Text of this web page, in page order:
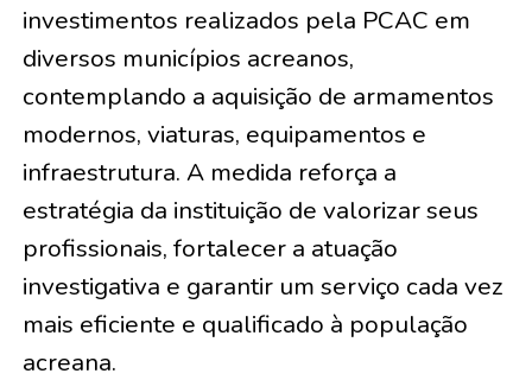
investimentos realizados pela PCAC em
diversos municípios acreanos,
contemplando a aquisição de armamentos
modernos, viaturas, equipamentos e
infraestrutura. A medida reforça a
estratégia da instituição de valorizar seus
profissionais, fortalecer a atuação
investigativa e garantir um serviço cada vez
mais eficiente e qualificado à população
acreana.